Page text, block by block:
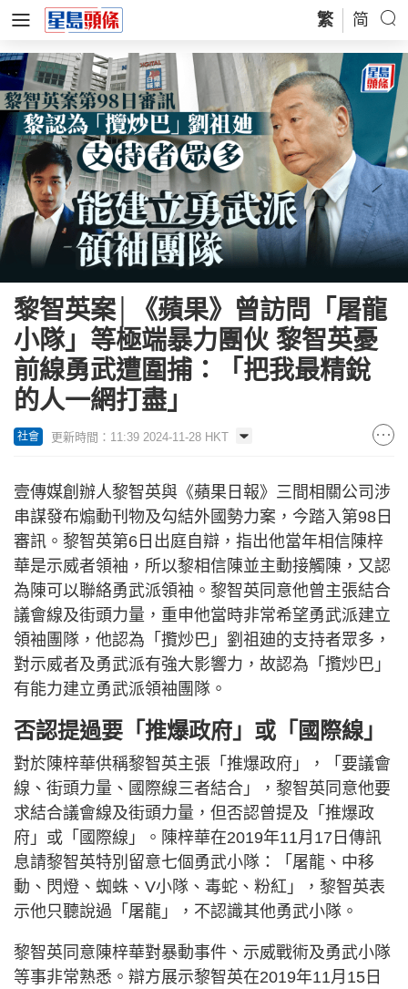
繁 简
黎智英案│《蘋果》曾訪問「屠龍
小隊」等極端暴力團伙 黎智英憂
前線勇武遭圍捕：「把我最精銳
的人一網打盡」
社會 更新時間：11:39 2024-11-28 HKT
壹傳媒創辦人黎智英與《蘋果日報》三間相關公司涉
串謀發布煽動刊物及勾結外國勢力案，今踏入第98日
審訊。黎智英第6日出庭自辯，指出他當年相信陳梓
華是示威者領袖，所以黎相信陳並主動接觸陳，又認
為陳可以聯絡勇武派領袖。黎智英同意他曾主張結合
議會線及街頭力量，重申他當時非常希望勇武派建立
領袖團隊，他認為「攬炒巴」劉祖廸的支持者眾多，
對示威者及勇武派有強大影響力，故認為「攬炒巴」
有能力建立勇武派領袖團隊。
否認提過要「推爆政府」或「國際線」
對於陳梓華供稱黎智英主張「推爆政府」，「要議會
線、街頭力量、國際線三者結合」，黎智英同意他要
求結合議會線及街頭力量，但否認曾提及「推爆政
府」或「國際線」。陳梓華在2019年11月17日傳訊
息請黎智英特別留意七個勇武小隊：「屠龍、中移
動、閃燈、蜘蛛、V小隊、毒蛇、粉紅」，黎智英表
示他只聽說過「屠龍」，不認識其他勇武小隊。
黎智英同意陳梓華對暴動事件、示威戰術及勇武小隊
等事非常熟悉。辯方展示黎智英在2019年11月15日